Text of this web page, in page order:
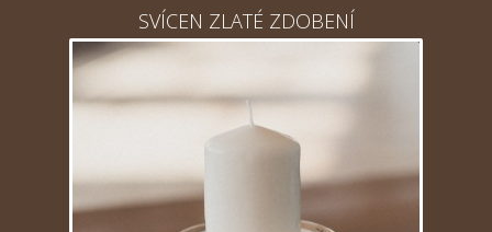
SVÍCEN ZLATÉ ZDOBENÍ